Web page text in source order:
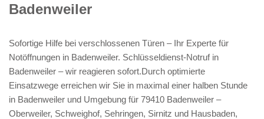
Badenweiler
Sofortige Hilfe bei verschlossenen Türen – Ihr Experte für
Notöffnungen in Badenweiler. Schlüsseldienst-Notruf in
Badenweiler – wir reagieren sofort.Durch optimierte
Einsatzwege erreichen wir Sie in maximal einer halben Stunde
in Badenweiler und Umgebung für 79410 Badenweiler –
Oberweiler, Schweighof, Sehringen, Sirnitz und Hausbaden,